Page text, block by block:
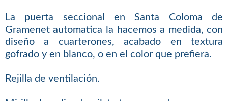
La puerta seccional en Santa Coloma de
Gramenet automatica la hacemos a medida, con
diseño a cuarterones, acabado en textura
gofrado y en blanco, o en el color que prefiera.
Rejilla de ventilación.